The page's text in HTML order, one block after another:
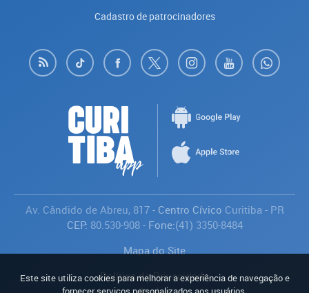
Cadastro de patrocinadores
Av. Cândido de Abreu, 817- Centro Cívico Curitiba- PR
CEP: 80.530-908- Fone:(41) 3350-8484
Mapa do Site
Política de Privacidade
Este site utiliza cookies para melhorar a experiência de navegação e